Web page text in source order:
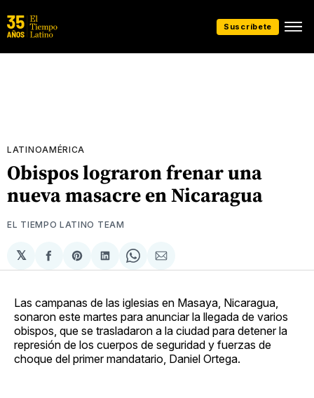
Suscríbete
LATINOAMÉRICA
Obispos lograron frenar una
nueva masacre en Nicaragua
EL TIEMPO LATINO TEAM
𝕏
Compartir
en
Share
on
Compartir
en
Share
on
Compartir
via
Las campanas de las iglesias en Masaya, Nicaragua,
sonaron este martes para anunciar la llegada de varios
obispos, que se trasladaron a la ciudad para detener la
represión de los cuerpos de seguridad y fuerzas de
choque del primer mandatario, Daniel Ortega.